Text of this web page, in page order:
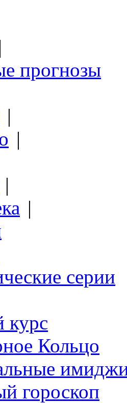
|
прогнозы
|
|
|
|
серии
Кольцо
гороскоп